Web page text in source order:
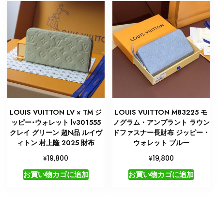
LOUIS VUITTON LV × TM ジ
ッピー･ウォレット lv301555
クレイ グリーン 超N品 ルイヴ
ィトン 村上隆 2025 財布
¥19,800
お買い物カゴに追加
LOUIS VUITTON M83225 モ
ノグラム・アンプラント ラウン
ドファスナー長財布 ジッピー・
ウォレット ブルー
¥19,800
お買い物カゴに追加